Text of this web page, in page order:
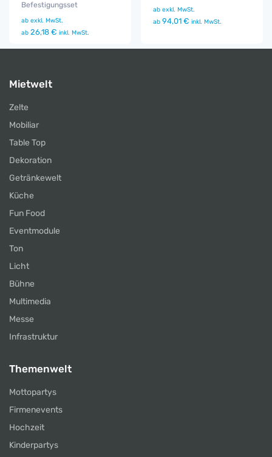
Befestigungsset
ab exkl. MwSt.
ab 26,18 € inkl. MwSt.
ab exkl. MwSt.
ab 94,01 € inkl. MwSt.
Mietwelt
Zelte
Mobiliar
Table Top
Dekoration
Getränkewelt
Küche
Fun Food
Eventmodule
Ton
Licht
Bühne
Multimedia
Messe
Infrastruktur
Themenwelt
Mottopartys
Firmenevents
Hochzeit
Kinderpartys